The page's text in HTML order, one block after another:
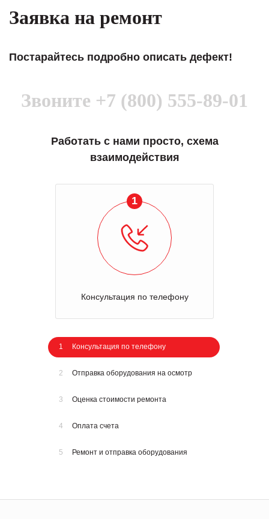
Заявка на ремонт
Постарайтесь подробно описать дефект!
Звоните +7 (800) 555-89-01
Работать с нами просто, схема
взаимодействия
1
Консультация по телефону
1 Консультация по телефону
2 Отправка оборудования на осмотр
3 Оценка стоимости ремонта
4 Оплата счета
5 Ремонт и отправка оборудования